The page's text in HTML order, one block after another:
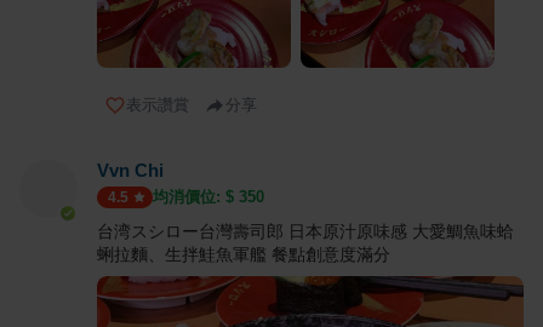
表示讚賞 分享
Vvn Chi
4.5 均消價位: $ 350
台湾スシロー台灣壽司郎 日本原汁原味感 大愛鯛魚味蛤
蜊拉麵、生拌鮭魚軍艦 餐點創意度滿分